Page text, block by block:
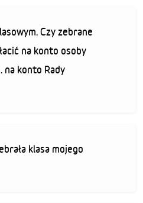
Czy zebrane
na konto osoby
na konto Rady
klasa mojego